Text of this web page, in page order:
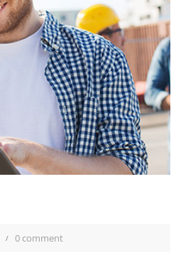
0 comment